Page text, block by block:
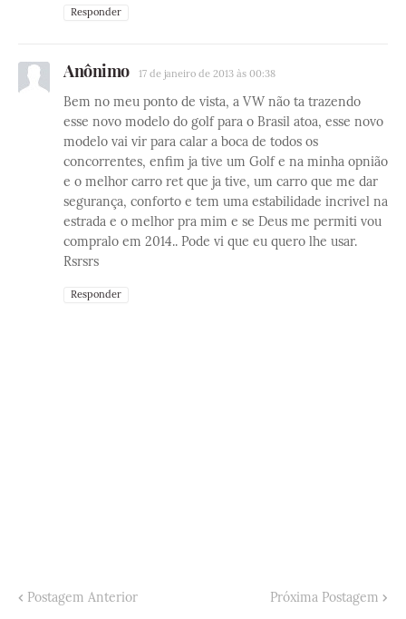
Responder
Anônimo 17 de janeiro de 2013 às 00:38
Bem no meu ponto de vista, a VW não ta trazendo
esse novo modelo do golf para o Brasil atoa, esse novo
modelo vai vir para calar a boca de todos os
concorrentes, enfim ja tive um Golf e na minha opnião
e o melhor carro ret que ja tive, um carro que me dar
segurança, conforto e tem uma estabilidade incrivel na
estrada e o melhor pra mim e se Deus me permiti vou
compralo em 2014.. Pode vi que eu quero lhe usar.
Rsrsrs
Responder
Postagem Anterior Próxima Postagem